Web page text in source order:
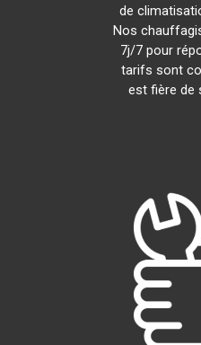
de
Nos
7j/7 pour
tarifs sont
est fière de